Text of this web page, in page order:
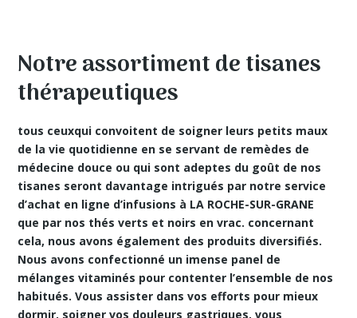
Notre assortiment de tisanes
thérapeutiques
tous ceuxqui convoitent de soigner leurs petits maux
de la vie quotidienne en se servant de remèdes de
médecine douce ou qui sont adeptes du goût de nos
tisanes seront davantage intrigués par notre service
d’achat en ligne d’infusions à LA ROCHE-SUR-GRANE
que par nos thés verts et noirs en vrac. concernant
cela, nous avons également des produits diversifiés.
Nous avons confectionné un imense panel de
mélanges vitaminés pour contenter l’ensemble de nos
habitués. Vous assister dans vos efforts pour mieux
dormir, soigner vos douleurs gastriques, vous